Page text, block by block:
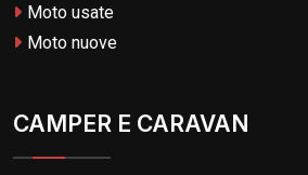
Moto usate
Moto nuove
CAMPER E CARAVAN